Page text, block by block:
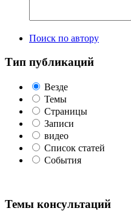
Поиск по автору
Тип публикаций
Везде
Темы
Страницы
Записи
видео
Список статей
События
Темы консультаций